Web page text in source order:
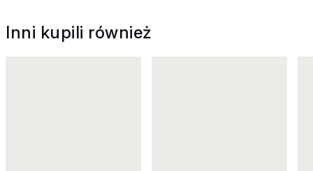
Inni kupili również